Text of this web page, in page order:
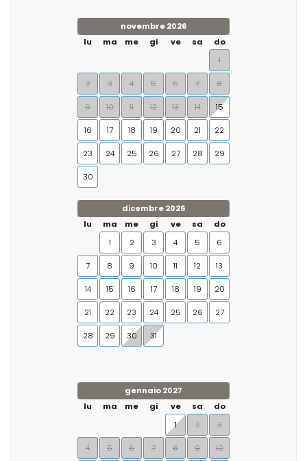
novembre 2026
lu
ma me gi ve sa
do
1
2 3 4 5 6 7 8
9 10 11 12 13 14 15
16 17 18 19 20 21 22
23 24 25 26 27 28 29
30
dicembre 2026
lu
ma me gi ve sa
do
1
2 3 4 5 6
7 8 9 10 11 12 13
14 15 16 17 18 19 20
21 22 23 24 25 26 27
28 29 30 31
gennaio 2027
lu
ma me gi ve sa
do
1
2 3
4 5 6 7 8 9 10